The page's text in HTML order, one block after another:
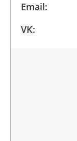
Email:
VK: